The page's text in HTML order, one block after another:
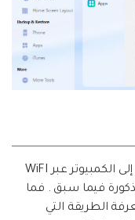
عندما تحتاج إلى نقل الملفات من Android إلى الكمبيوتر عبر WiFI
فيما سبق . فما
الطريقة التي